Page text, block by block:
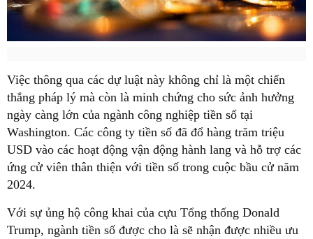
Việc thông qua các dự luật này không chỉ là một chiến
thắng pháp lý mà còn là minh chứng cho sức ảnh hưởng
ngày càng lớn của ngành công nghiệp tiền số tại
Washington. Các công ty tiền số đã đổ hàng trăm triệu
USD vào các hoạt động vận động hành lang và hỗ trợ các
ứng cử viên thân thiện với tiền số trong cuộc bầu cử năm
2024.
Với sự ủng hộ công khai của cựu Tổng thống Donald
Trump, ngành tiền số được cho là sẽ nhận được nhiều ưu